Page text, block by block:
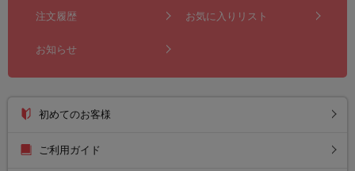
注文履歴 お気に入りリスト
お知らせ
初めてのお客様
ご利用ガイド